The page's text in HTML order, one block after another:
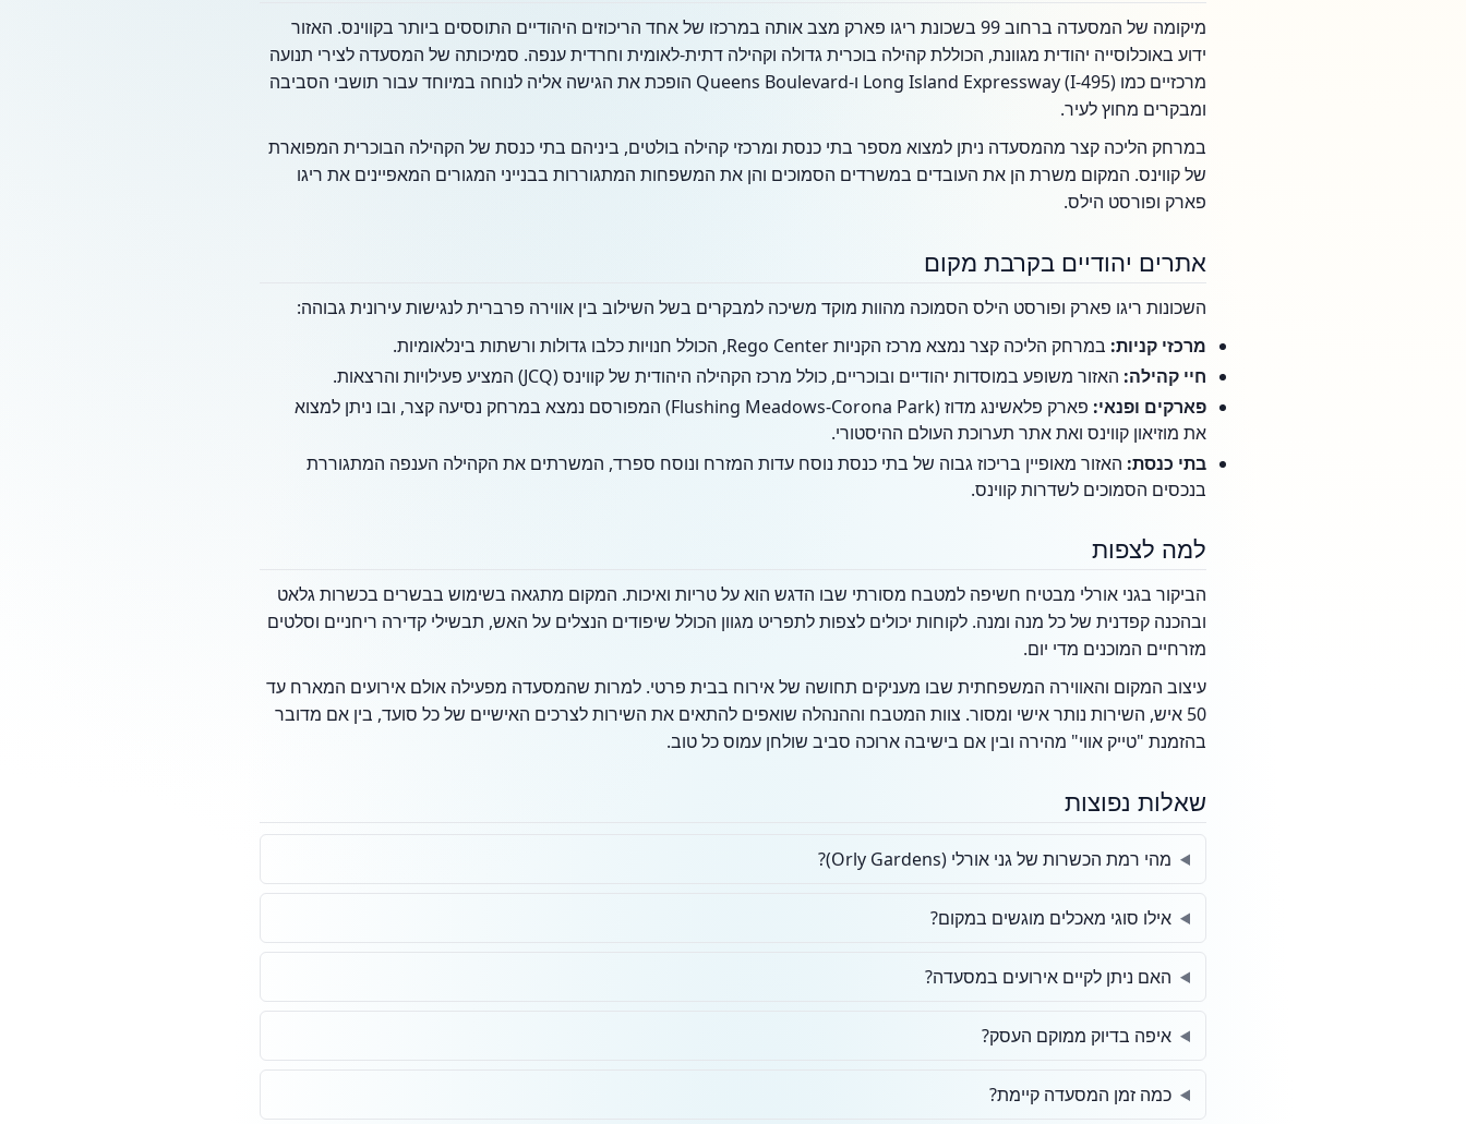
מיקומה של המסעדה ברחוב 99 בשכונת ריגו פארק מצב אותה במרכזו של אחד הריכוזים היהודיים התוססים ביותר בקווינס. האזור
ידוע באוכלוסייה יהודית מגוונת, הכוללת קהילה בוכרית גדולה וקהילה דתית-לאומית וחרדית ענפה. סמיכותה של המסעדה לצירי תנועה
מרכזיים כמו Long Island Expressway (I-495) ו-Queens Boulevard הופכת את הגישה אליה לנוחה במיוחד עבור תושבי הסביבה
ומבקרים מחוץ לעיר.
במרחק הליכה קצר מהמסעדה ניתן למצוא מספר בתי כנסת ומרכזי קהילה בולטים, ביניהם בתי כנסת של הקהילה הבוכרית המפוארת
של קווינס. המקום משרת הן את העובדים במשרדים הסמוכים והן את המשפחות המתגוררות בבנייני המגורים המאפיינים את ריגו
פארק ופורסט הילס.
אתרים יהודיים בקרבת מקום
השכונות ריגו פארק ופורסט הילס הסמוכה מהוות מוקד משיכה למבקרים בשל השילוב בין אווירה פרברית לנגישות עירונית גבוהה:
מרכזי קניות: במרחק הליכה קצר נמצא מרכז הקניות Rego Center, הכולל חנויות כלבו גדולות ורשתות בינלאומיות.
חיי קהילה: האזור משופע במוסדות יהודיים ובוכריים, כולל מרכז הקהילה היהודית של קווינס (JCQ) המציע פעילויות והרצאות.
פארקים ופנאי:
פארק פלאשינג מדוז (Flushing Meadows-Corona Park) המפורסם נמצא במרחק נסיעה קצר, ובו ניתן למצוא
את מוזיאון קווינס ואת אתר תערוכת העולם ההיסטורי.
בתי כנסת: האזור מאופיין בריכוז גבוה של בתי כנסת נוסח עדות המזרח ונוסח ספרד, המשרתים את הקהילה הענפה המתגוררת
בנכסים הסמוכים לשדרות קווינס.
למה לצפות
הביקור בגני אורלי מבטיח חשיפה למטבח מסורתי שבו הדגש הוא על טריות ואיכות. המקום מתגאה בשימוש בבשרים בכשרות גלאט
ובהכנה קפדנית של כל מנה ומנה. לקוחות יכולים לצפות לתפריט מגוון הכולל שיפודים הנצלים על האש, תבשילי קדירה ריחניים וסלטים
מזרחיים המוכנים מדי יום.
עיצוב המקום והאווירה המשפחתית שבו מעניקים תחושה של אירוח בבית פרטי. למרות שהמסעדה מפעילה אולם אירועים המארח עד
50 איש, השירות נותר אישי ומסור. צוות המטבח וההנהלה שואפים להתאים את השירות לצרכים האישיים של כל סועד, בין אם מדובר
בהזמנת "טייק אווי" מהירה ובין אם בישיבה ארוכה סביב שולחן עמוס כל טוב.
שאלות נפוצות
מהי רמת הכשרות של גני אורלי (Orly Gardens)?
אילו סוגי מאכלים מוגשים במקום?
האם ניתן לקיים אירועים במסעדה?
איפה בדיוק ממוקם העסק?
כמה זמן המסעדה קיימת?